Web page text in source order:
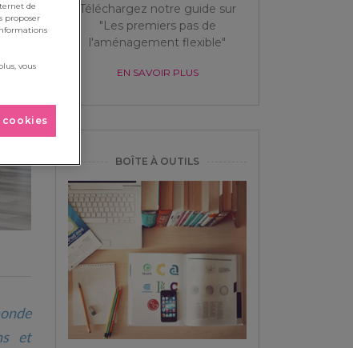
et
Téléchargez notre guide sur
"Les premiers pas de
l'aménagement flexible"
EN SAVOIR PLUS
BOÎTE À OUTILS
de
proposer
vous
cookies